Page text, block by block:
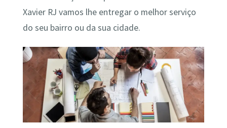
Xavier RJ vamos lhe entregar o melhor serviço
do seu bairro ou da sua cidade.